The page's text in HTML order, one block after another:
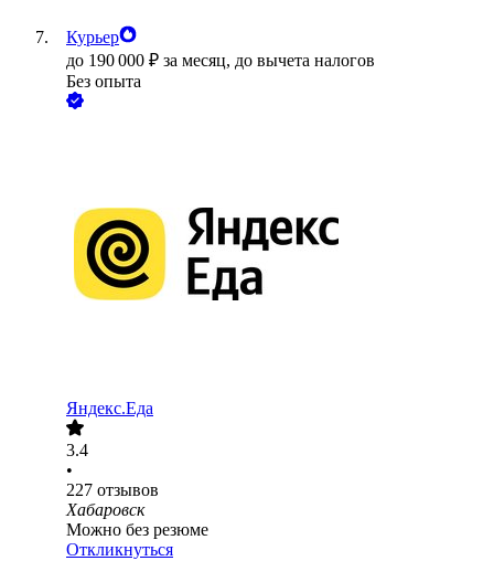
Курьер
до 190 000 ₽ за месяц, до вычета налогов
Без опыта
Яндекс.Еда
3.4
•
227 отзывов
Хабаровск
Можно без резюме
Откликнуться